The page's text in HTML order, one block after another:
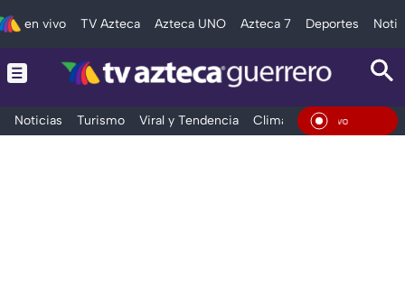
en vivo TV Azteca Azteca UNO Azteca 7 Deportes
Noticias Turismo Viral y Tendencia Clima Deportes En